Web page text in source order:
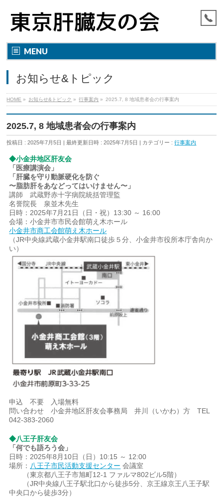
MENU
お知らせ&トピック
HOME » お知らせ&トピック » 行事案内 » 2025.7, 8 地域患者会の行事案内
2025.7, 8 地域患者会の行事案内
投稿日 : 2025年7月5日 最終更新日時 : 2025年7月5日 カテゴリー :行事案内
◆小金井地区肝友会
「医療講演会」
「肝臓を守り動脈硬化を防ぐ
〜脂肪肝をあなどってはいけません〜」
講師 武蔵野赤十字病院統括管理監
名誉院長 泉並木先生
日時：2025年7月21日（日・祝）13:30 ～ 16:00
会場：小金井市市民会館萌え木ホール
小金井市商工会館萌え木ホール
（JR中央線武蔵小金井駅南口徒歩５分、小金井市役所本庁舎向か
い）
申込 不要 入場無料
問い合わせ 小金井地区肝友会事務局 井川（いかわ）方 TEL
042-383-2060
◆八王子肝友会
「何でも語ろう会」
日時：2025年8月10日（日）10:15 ～ 12:00
場所： 八王子市民活動支援センター 会議室
（東京都八王子市旭町12-1 ファルマ802ビル5階）
（JR中央線八王子駅北口から徒歩5分、京王線京王八王子駅
中央口から徒歩3分）